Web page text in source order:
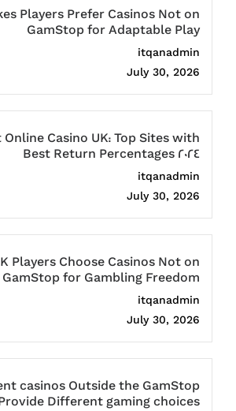
Players Prefer Casinos Not on
GamStop for Adaptable Play
itqanadmin
July 30, 2026
Online Casino UK: Top Sites with
Best Return Percentages 2024
itqanadmin
July 30, 2026
Players Choose Casinos Not on
GamStop for Gambling Freedom
itqanadmin
July 30, 2026
casinos Outside the GamStop
Different gaming choices